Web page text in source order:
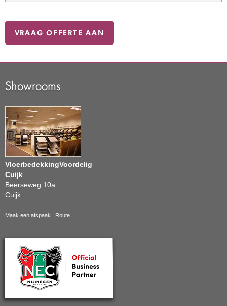
Showrooms
VloerbedekkingVoordelig
Cuijk
Beerseweg 10a
Cuijk
Maak een afspaak Route